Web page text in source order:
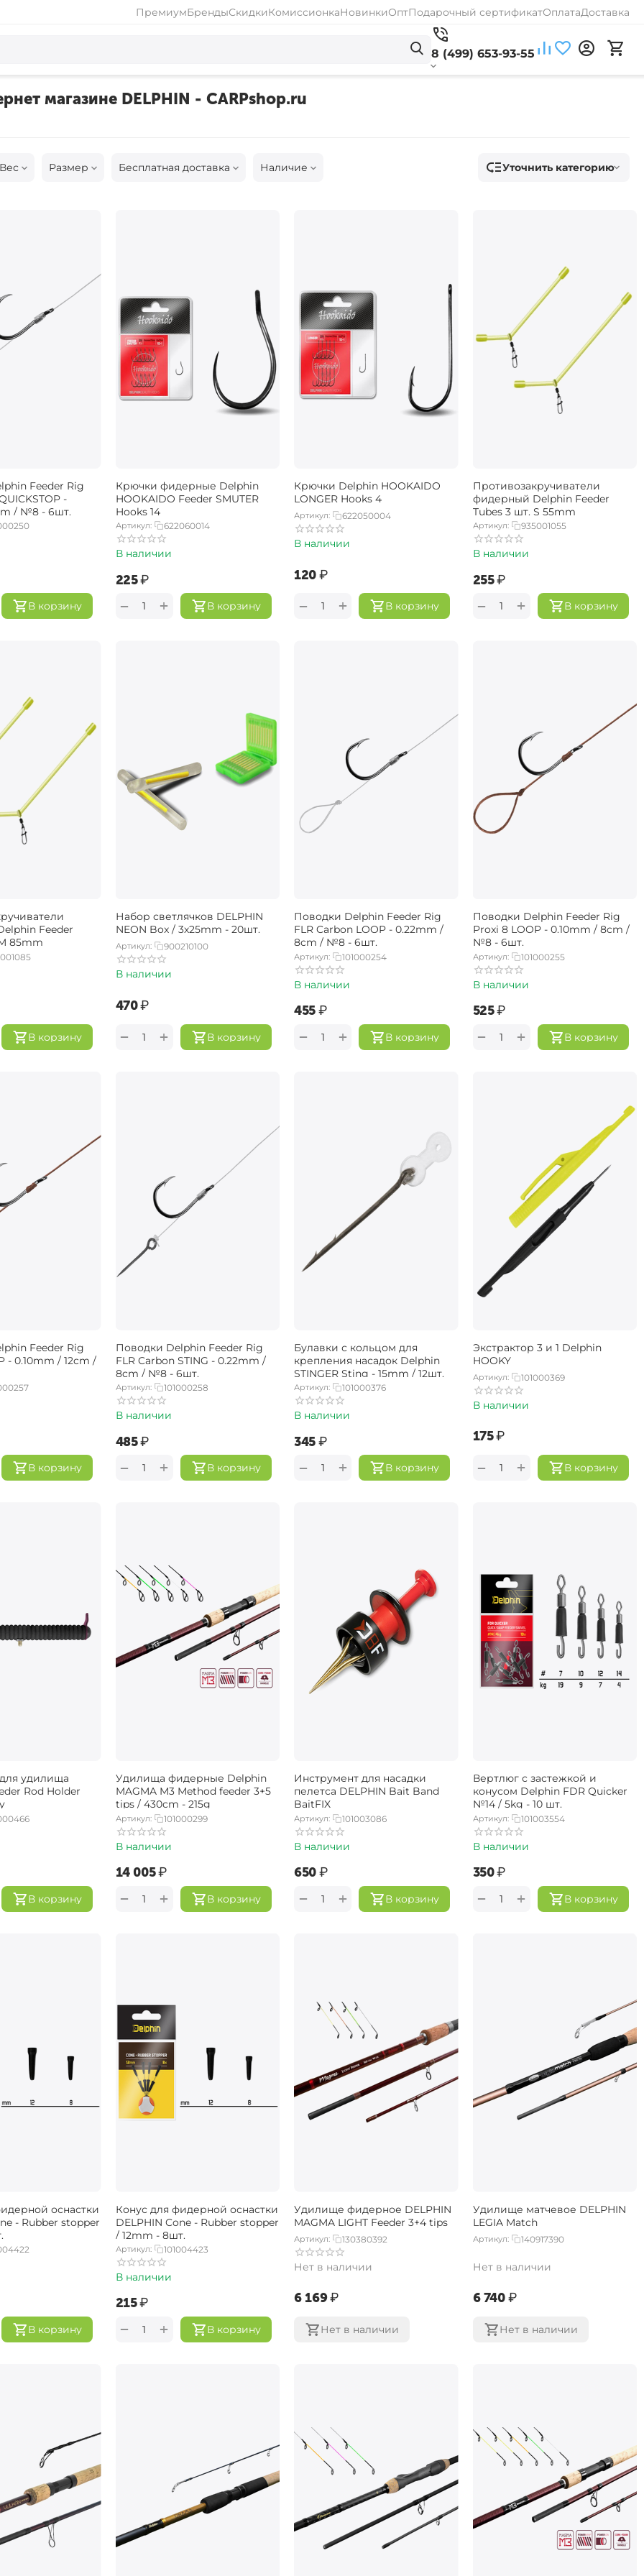
ПремиумБрендыСкидкиКомиссионкаНовинкиОптПодарочный сертификатОплатаДоставка
8 (499) 653-93-55
магазине DELPHIN - CARPshop.ru
Вес Размер Бесплатная доставка Наличие Уточнить категорию
Feeder Rig
-
/ №8 - 6шт.
В корзину
Крючки фидерные Delphin
HOOKAIDO Feeder SMUTER
Hooks 14
Артикул: 622060014
В наличии
‍225‍₽
В корзину
+
−
Крючки Delphin HOOKAIDO
LONGER Hooks 4
Артикул: 622050004
В наличии
‍120‍₽
В корзину
+
−
Противозакручиватели
фидерный Delphin Feeder
Tubes 3 шт. S 55mm
Артикул: 935001055
В наличии
‍255‍₽
В корзину
+
−
Feeder
85mm
В корзину
Набор светлячков DELPHIN
NEON Box / 3х25mm - 20шт.
Артикул: 900210100
В наличии
‍470‍₽
В корзину
+
−
Поводки Delphin Feeder Rig
FLR Carbon LOOP - 0.22mm /
8cm / №8 - 6шт.
Артикул: 101000254
В наличии
‍455‍₽
В корзину
+
−
Поводки Delphin Feeder Rig
Proxi 8 LOOP - 0.10mm / 8cm /
№8 - 6шт.
Артикул: 101000255
В наличии
‍525‍₽
В корзину
+
−
Feeder Rig
- 0.10mm / 12cm /
В корзину
Поводки Delphin Feeder Rig
FLR Carbon STING - 0.22mm /
8cm / №8 - 6шт.
Артикул: 101000258
В наличии
‍485‍₽
В корзину
+
−
Булавки с кольцом для
крепления насадок Delphin
STINGER Sting - 15mm / 12шт.
Артикул: 101000376
В наличии
‍345‍₽
В корзину
+
−
Экстрактор 3 и 1 Delphin
HOOKY
Артикул: 101000369
В наличии
‍175‍₽
В корзину
+
−
удилища
Rod Holder
В корзину
Удилища фидерные Delphin
MAGMA M3 Method feeder 3+5
tips / 430cm - 215g
Артикул: 101000299
В наличии
‍14 005‍₽
В корзину
+
−
Инструмент для насадки
пелетса DELPHIN Bait Band
BaitFIX
Артикул: 101003086
В наличии
‍650‍₽
В корзину
+
−
Вертлюг с застежкой и
конусом Delphin FDR Quicker
№14 / 5kg - 10 шт.
Артикул: 101003554
В наличии
‍350‍₽
В корзину
+
−
оснастки
- Rubber stopper
В корзину
Конус для фидерной оснастки
DELPHIN Cone - Rubber stopper
/ 12mm - 8шт.
Артикул: 101004423
В наличии
‍215‍₽
В корзину
+
−
Удилище фидерное DELPHIN
MAGMA LIGHT Feeder 3+4 tips
Артикул: 130380392
Нет в наличии
‍6 169‍₽
Нет в наличии
Удилище матчевое DELPHIN
LEGIA Match
Артикул: 140917390
Нет в наличии
‍6 740‍₽
Нет в наличии